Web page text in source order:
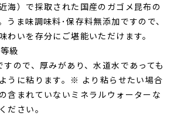
海）で採取された国産のガゴメ昆布の
うま味調味料･保存料無添加ですので、
わいを存分にご堪能いただけます。
級
ので、厚みがあり、水道水であっても
うに粘ります。※ より粘らせたい場合
含まれていないミネラルウォーターな
ださい。